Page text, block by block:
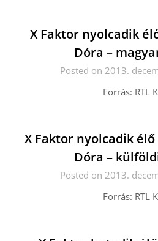
X Faktor nyolcadik
Dóra –
Posted on 2013.
Forrás: RTL
X Faktor nyolcadik
Dóra –
Posted on 2013.
Forrás: RTL